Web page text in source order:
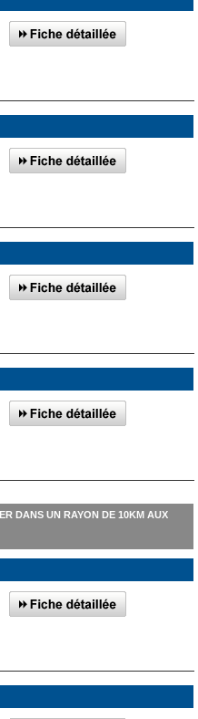
DANS UN RAYON DE 10KM AUX